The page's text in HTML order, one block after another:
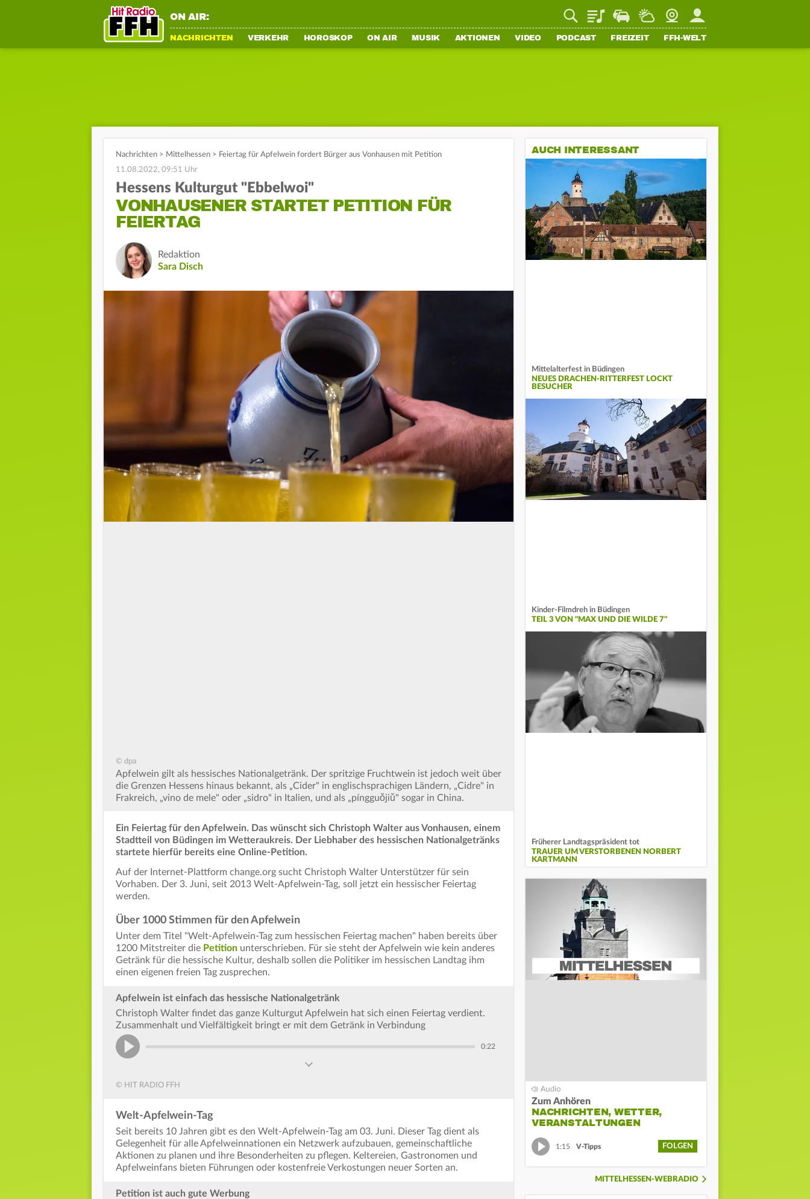
ON AIR: PlaylistStaupilotWetterWebcamMein FFH
NACHRICHTEN VERKEHR HOROSKOP ON AIR MUSIK AKTIONEN VIDEO PODCAST FREIZEIT FFH-WELT
Nachrichten > Mittelhessen > Feiertag für Apfelwein fordert Bürger aus Vonhausen mit Petition
11.08.2022, 09:51 Uhr
Hessens Kulturgut "Ebbelwoi"
VONHAUSENER STARTET PETITION FÜR
FEIERTAG
Redaktion
Sara Disch
© dpa
Apfelwein gilt als hessisches Nationalgetränk. Der spritzige Fruchtwein ist jedoch weit über
die Grenzen Hessens hinaus bekannt, als „Cider" in englischsprachigen Ländern, „Cidre" in
Frakreich, „vino de mele" oder „sidro" in Italien, und als „píngguǒjiǔ" sogar in China.
Ein Feiertag für den Apfelwein. Das wünscht sich Christoph Walter aus Vonhausen, einem
Stadtteil von Büdingen im Wetteraukreis. Der Liebhaber des hessischen Nationalgetränks
startete hierfür bereits eine Online-Petition.
Auf der Internet-Plattform change.org sucht Christoph Walter Unterstützer für sein
Vorhaben. Der 3. Juni, seit 2013 Welt-Apfelwein-Tag, soll jetzt ein hessischer Feiertag
werden.
Über 1000 Stimmen für den Apfelwein
Unter dem Titel "Welt-Apfelwein-Tag zum hessischen Feiertag machen" haben bereits über
1200 Mitstreiter die Petition unterschrieben. Für sie steht der Apfelwein wie kein anderes
Getränk für die hessische Kultur, deshalb sollen die Politiker im hessischen Landtag ihm
einen eigenen freien Tag zusprechen.
Apfelwein ist einfach das hessische Nationalgetränk
Christoph Walter findet das ganze Kulturgut Apfelwein hat sich einen Feiertag verdient.
Zusammenhalt und Vielfältigkeit bringt er mit dem Getränk in Verbindung
0:22
© HIT RADIO FFH
Welt-Apfelwein-Tag
Seit bereits 10 Jahren gibt es den Welt-Apfelwein-Tag am 03. Juni. Dieser Tag dient als
Gelegenheit für alle Apfelweinnationen ein Netzwerk aufzubauen, gemeinschaftliche
Aktionen zu planen und ihre Besonderheiten zu pflegen. Keltereien, Gastronomen und
Apfelweinfans bieten Führungen oder kostenfreie Verkostungen neuer Sorten an.
Petition ist auch gute Werbung
AUCH INTERESSANT
Mittelalterfest in Büdingen
NEUES DRACHEN-RITTERFEST LOCKT
BESUCHER
Kinder-Filmdreh in Büdingen
TEIL 3 VON "MAX UND DIE WILDE 7"
Früherer Landtagspräsident tot
TRAUER UM VERSTORBENEN NORBERT
KARTMANN
Zum Anhören
NACHRICHTEN, WETTER,
VERANSTALTUNGEN
1:15 V-Tipps FOLGEN
MITTELHESSEN-WEBRADIO